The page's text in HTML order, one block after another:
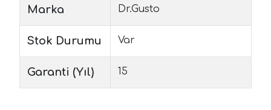
Marka Dr.Gusto
Stok Durumu Var
Garanti (Yıl) 15